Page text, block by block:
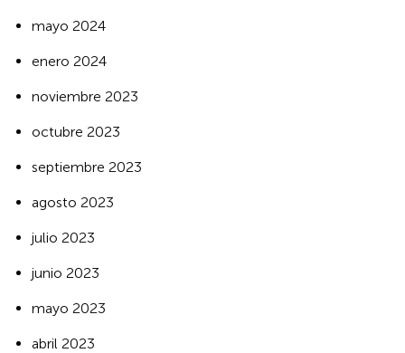
mayo 2024
enero 2024
noviembre 2023
octubre 2023
septiembre 2023
agosto 2023
julio 2023
junio 2023
mayo 2023
abril 2023